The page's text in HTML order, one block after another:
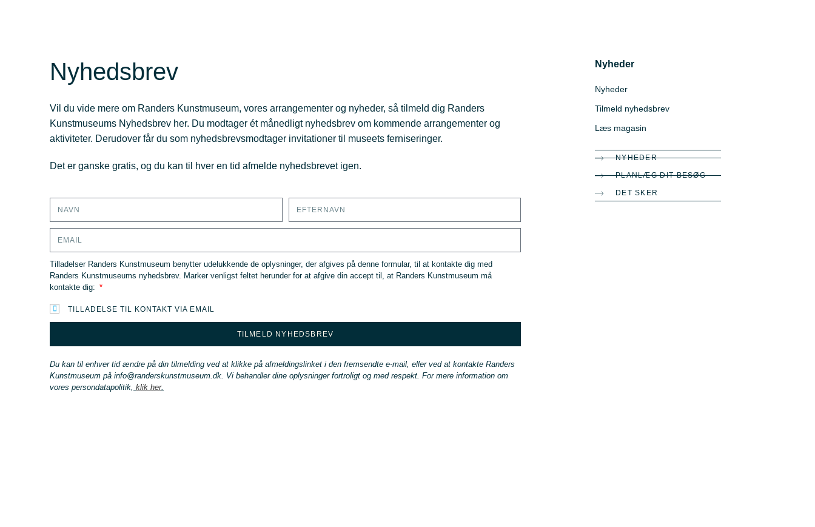
Nyhedsbrev
Vil du vide mere om Randers Kunstmuseum, vores arrangementer og nyheder, så tilmeld dig Randers
Kunstmuseums Nyhedsbrev her. Du modtager ét månedligt nyhedsbrev om kommende arrangementer og
aktiviteter. Derudover får du som nyhedsbrevsmodtager invitationer til museets ferniseringer.
Det er ganske gratis, og du kan til hver en tid afmelde nyhedsbrevet igen.
Tilladelser Randers Kunstmuseum benytter udelukkende de oplysninger, der afgives på denne formular, til at kontakte dig med
Randers Kunstmuseums nyhedsbrev. Marker venligst feltet herunder for at afgive din accept til, at Randers Kunstmuseum må
kontakte dig:
TILLADELSE TIL KONTAKT VIA EMAIL
TILMELD NYHEDSBREV
Du kan til enhver tid ændre på din tilmelding ved at klikke på afmeldingslinket i den fremsendte e-mail, eller ved at kontakte Randers
Kunstmuseum på info@randerskunstmuseum.dk. Vi behandler dine oplysninger fortroligt og med respekt. For mere information om
vores persondatapolitik, klik her.
Nyheder
Nyheder
Tilmeld nyhedsbrev
Læs magasin
NYHEDER
PLANLÆG DIT BESØG
DET SKER